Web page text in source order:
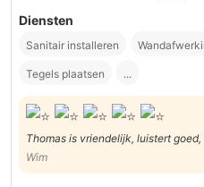
Diensten
Sanitair installeren
Tegels plaatsen ...
Thomas is vriendelijk, luistert
oplossingen voor vanuit zijn
was gedetailleerd, hij neemt zijn
Wim